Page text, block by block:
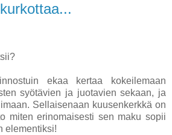
ekaa kertaa kokeilemaan
syötävien ja juotavien sekaan, ja
Sellaisenaan kuusenkerkkä on
miten erinomaisesti sen maku sopii
elementiksi!